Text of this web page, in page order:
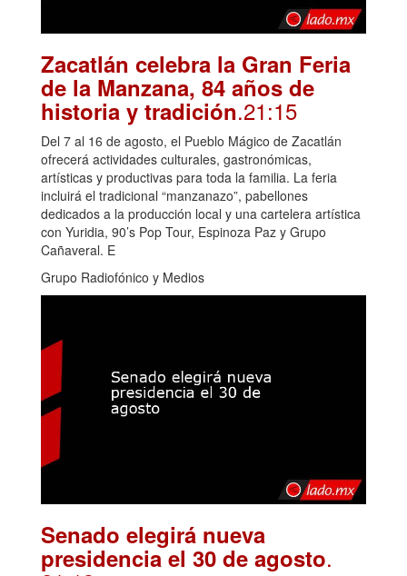
Zacatlán celebra la Gran Feria
de la Manzana, 84 años de
historia y tradición.21:15
Del 7 al 16 de agosto, el Pueblo Mágico de Zacatlán
ofrecerá actividades culturales, gastronómicas,
artísticas y productivas para toda la familia. La feria
incluirá el tradicional “manzanazo”, pabellones
dedicados a la producción local y una cartelera artística
con Yuridia, 90’s Pop Tour, Espinoza Paz y Grupo
Cañaveral. E
Grupo Radiofónico y Medios
Senado elegirá nueva
presidencia el 30 de agosto.